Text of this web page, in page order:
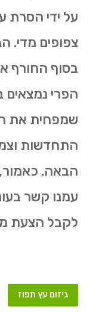
על ידי הסרת
צפופים מדי.
בסוף החורף
הפרי
שמפחית את
התחדשות
הבאה. כאמור,
עמנו קשר
לקבל הצעת
גיזום עץ תפוז